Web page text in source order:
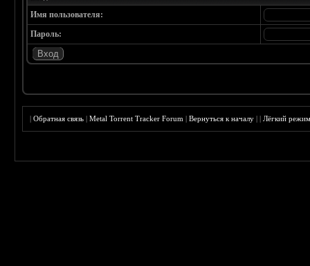
Имя пользователя:
Пароль:
|Обратная связь |Metal Torrent Tracker Forum |Вернуться к началу ||Лёгкий